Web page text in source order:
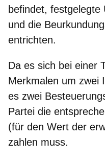
befindet, festgelegte
und die
entrichten.
Da es sich bei einer
Merkmalen um zwei
es zwei
Partei die
(für den Wert der
zahlen muss.